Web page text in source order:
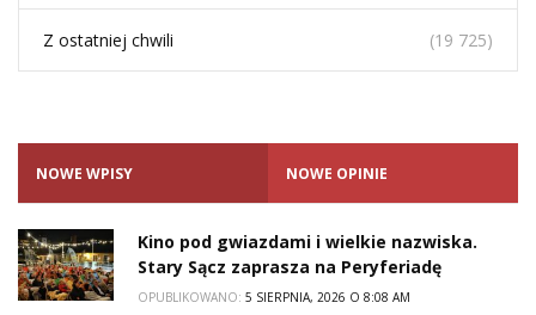
Z ostatniej chwili (19 725)
NOWE WPISY NOWE OPINIE
Kino pod gwiazdami i wielkie nazwiska.
Stary Sącz zaprasza na Peryferiadę
OPUBLIKOWANO: 5 SIERPNIA, 2026 O 8:08 AM